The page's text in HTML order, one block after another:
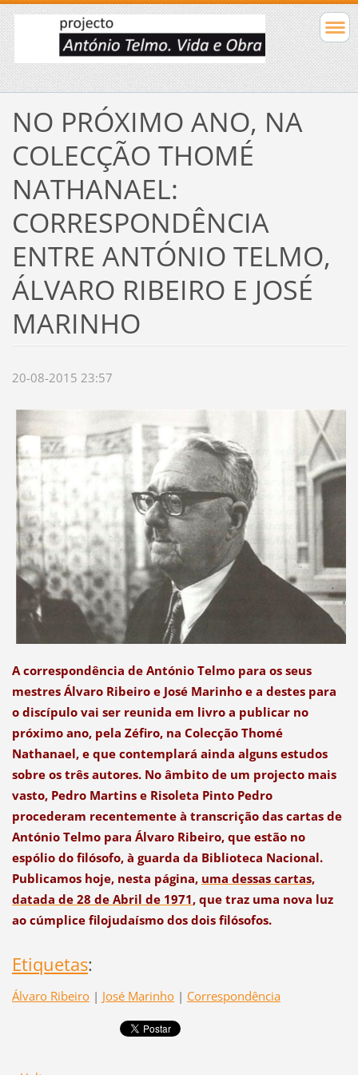
NO PRÓXIMO ANO, NA
COLECÇÃO THOMÉ
NATHANAEL:
CORRESPONDÊNCIA
ENTRE ANTÓNIO TELMO,
ÁLVARO RIBEIRO E JOSÉ
MARINHO
20-08-2015 23:57
A correspondência de António Telmo para os seus
mestres Álvaro Ribeiro e José Marinho e a destes para
o discípulo vai ser reunida em livro a publicar no
próximo ano, pela Zéfiro, na Colecção Thomé
Nathanael, e que contemplará ainda alguns estudos
sobre os três autores. No âmbito de um projecto mais
vasto, Pedro Martins e Risoleta Pinto Pedro
procederam recentemente à transcrição das cartas de
António Telmo para Álvaro Ribeiro, que estão no
espólio do filósofo, à guarda da Biblioteca Nacional.
Publicamos hoje, nesta página, uma dessas cartas,
datada de 28 de Abril de 1971, que traz uma nova luz
ao cúmplice filojudaísmo dos dois filósofos.
Etiquetas:
Álvaro Ribeiro | José Marinho | Correspondência